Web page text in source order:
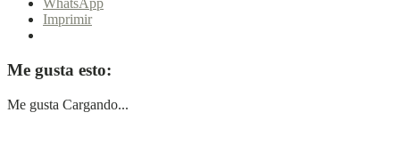
WhatsApp
Imprimir
Me gusta esto:
Me gusta Cargando...